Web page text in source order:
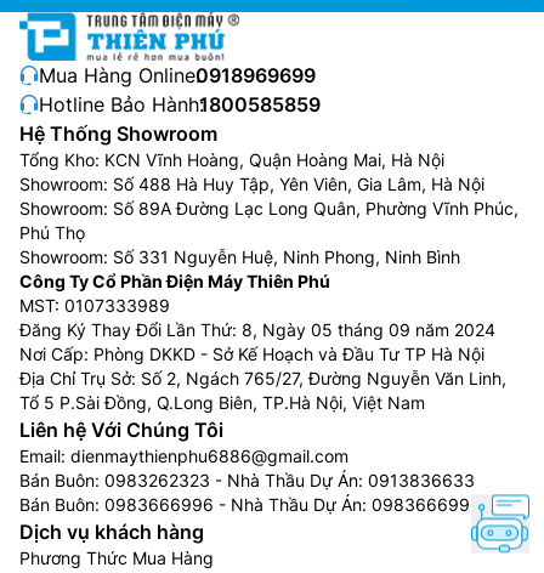
Mua Hàng Online:0918969699
Hotline Bảo Hành:1800585859
Hệ Thống Showroom
Tổng Kho: KCN Vĩnh Hoàng, Quận Hoàng Mai, Hà Nội
Showroom: Số 488 Hà Huy Tập, Yên Viên, Gia Lâm, Hà Nội
Showroom: Số 89A Đường Lạc Long Quân, Phường Vĩnh Phúc,
Phú Thọ
Showroom: Số 331 Nguyễn Huệ, Ninh Phong, Ninh Bình
Công Ty Cổ Phần Điện Máy Thiên Phú
MST: 0107333989
Đăng Ký Thay Đổi Lần Thứ: 8, Ngày 05 tháng 09 năm 2024
Nơi Cấp: Phòng DKKD - Sở Kế Hoạch và Đầu Tư TP Hà Nội
Địa Chỉ Trụ Sở: Số 2, Ngách 765/27, Đường Nguyễn Văn Linh,
Tổ 5 P.Sài Đồng, Q.Long Biên, TP.Hà Nội, Việt Nam
Liên hệ Với Chúng Tôi
Email: dienmaythienphu6886@gmail.com
Bán Buôn: 0983262323 - Nhà Thầu Dự Án: 0913836633
Bán Buôn: 0983666996 - Nhà Thầu Dự Án: 0983666996
Dịch vụ khách hàng
Phương Thức Mua Hàng